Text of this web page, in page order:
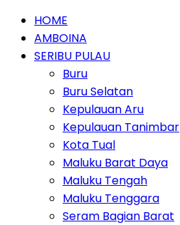
HOME
AMBOINA
SERIBU PULAU
Buru
Buru Selatan
Kepulauan Aru
Kepulauan Tanimbar
Kota Tual
Maluku Barat Daya
Maluku Tengah
Maluku Tenggara
Seram Bagian Barat